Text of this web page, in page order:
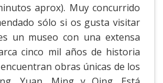
aprox). Muy concurrido
sólo si os gusta visitar
un museo con una extensa
cinco mil años de historia
obras únicas de los